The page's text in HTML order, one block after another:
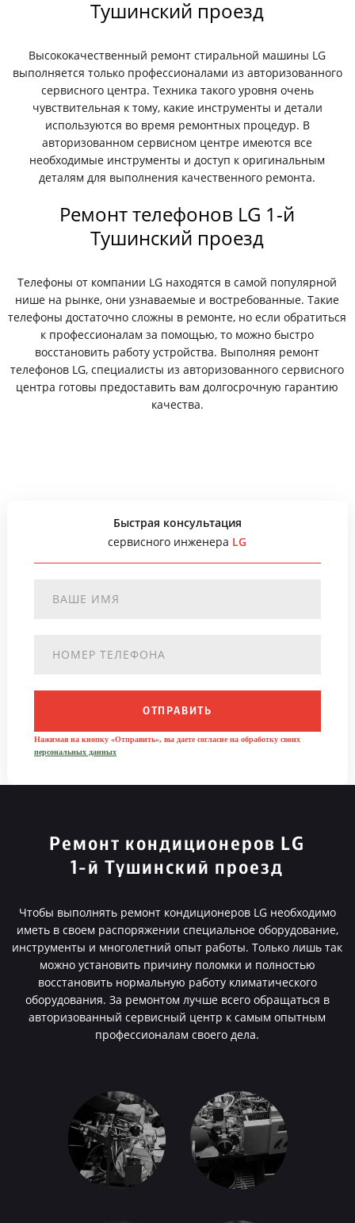
Тушинский проезд
Высококачественный ремонт стиральной машины LG
выполняется только профессионалами из авторизованного
сервисного центра. Техника такого уровня очень
чувствительная к тому, какие инструменты и детали
используются во время ремонтных процедур. В
авторизованном сервисном центре имеются все
необходимые инструменты и доступ к оригинальным
деталям для выполнения качественного ремонта.
Ремонт телефонов LG 1-й
Тушинский проезд
Телефоны от компании LG находятся в самой популярной
нише на рынке, они узнаваемые и востребованные. Такие
телефоны достаточно сложны в ремонте, но если обратиться
к профессионалам за помощью, то можно быстро
восстановить работу устройства. Выполняя ремонт
телефонов LG, специалисты из авторизованного сервисного
центра готовы предоставить вам долгосрочную гарантию
качества.
Быстрая консультация
сервисного инженера LG
ОТПРАВИТЬ
Нажимая на кнопку «Отправить», вы даете согласие на обработку своих
персональных данных
Ремонт кондиционеров LG
1-й Тушинский проезд
Чтобы выполнять ремонт кондиционеров LG необходимо
иметь в своем распоряжении специальное оборудование,
инструменты и многолетний опыт работы. Только лишь так
можно установить причину поломки и полностью
восстановить нормальную работу климатического
оборудования. За ремонтом лучше всего обращаться в
авторизованный сервисный центр к самым опытным
профессионалам своего дела.